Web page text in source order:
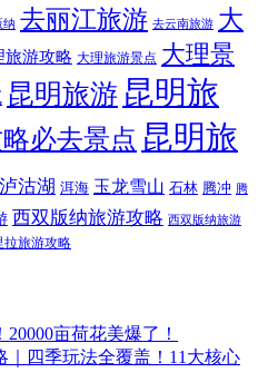
纳 去丽江旅游 去云南旅游 大
旅游攻略 大理旅游景点 大理景
昆明旅游 昆明旅
必去景点 昆明旅
泸沽湖 洱海 玉龙雪山 石林 腾冲 腾
西双版纳旅游攻略 西双版纳旅游
拉旅游攻略
亩荷花美爆了！
｜四季玩法全覆盖！11大核心